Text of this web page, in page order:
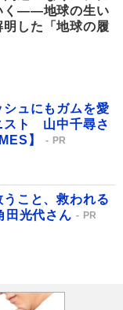
く――地球の生い
明した「地球の履
ュにもガムを愛
スト 山中千尋さ
】
PR
うこと、救われる
光代さん
PR